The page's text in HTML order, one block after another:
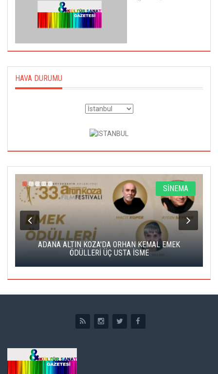
HAVA DURUMU
SİNEMA
ADANA ALTIN KOZA'DA ORHAN KEMAL EMEK
ÖDÜLLERİ ÜÇ USTA İSME